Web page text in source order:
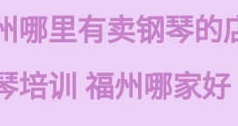
哪里有卖钢琴的
培训 福州哪家好